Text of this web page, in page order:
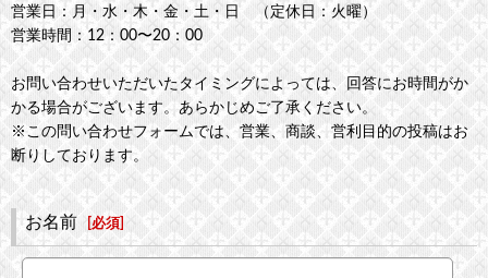
営業日：月・水・木・金・土・日 （定休日：火曜）
営業時間：12：00〜20：00
お問い合わせいただいたタイミングによっては、回答にお時間がか
かる場合がございます。あらかじめご了承ください。
※この問い合わせフォームでは、営業、商談、営利目的の投稿はお
断りしております。
お名前 必須